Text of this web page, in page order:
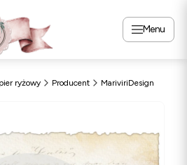
Menu
ryżowy Producent MariviriDesign